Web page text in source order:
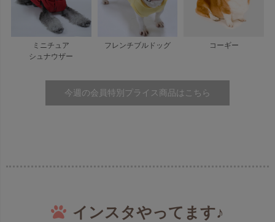
ミニチュア
シュナウザー
フレンチブルドッグ コーギー
今週の会員特別プライス商品はこちら
インスタやってます♪